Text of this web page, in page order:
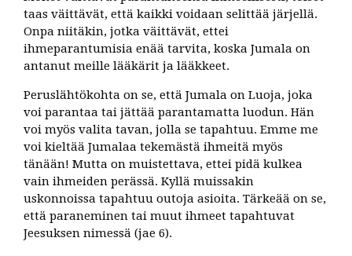
taas väittävät, että kaikki voidaan selittää järjellä.
Onpa niitäkin, jotka väittävät, ettei
ihmeparantumisia enää tarvita, koska Jumala on
antanut meille lääkärit ja lääkkeet.
Peruslähtökohta on se, että Jumala on Luoja, joka
voi parantaa tai jättää parantamatta luodun. Hän
voi myös valita tavan, jolla se tapahtuu. Emme me
voi kieltää Jumalaa tekemästä ihmeitä myös
tänään! Mutta on muistettava, ettei pidä kulkea
vain ihmeiden perässä. Kyllä muissakin
uskonnoissa tapahtuu outoja asioita. Tärkeää on se,
että paraneminen tai muut ihmeet tapahtuvat
Jeesuksen nimessä (jae 6).